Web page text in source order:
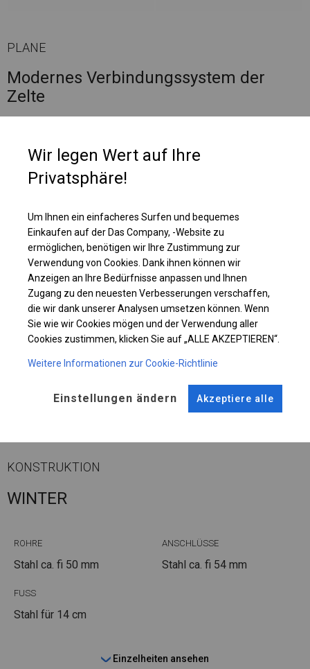
PLANE
Modernes Verbindungssystem der
Zelte
Plane ändern
KONSTRUKTION
WINTER
ROHRE
Stahl ca. fi 50 mm
ANSCHLÜSSE
Stahl ca. fi 54 mm
FUSS
Stahl für 14 cm
Einzelheiten ansehen
Wir legen Wert auf Ihre
Privatsphäre!
Um Ihnen ein einfacheres Surfen und bequemes
Einkaufen auf der Das Company, -Website zu
ermöglichen, benötigen wir Ihre Zustimmung zur
Verwendung von Cookies. Dank ihnen können wir
Anzeigen an Ihre Bedürfnisse anpassen und Ihnen
Zugang zu den neuesten Verbesserungen verschaffen,
die wir dank unserer Analysen umsetzen können. Wenn
Sie wie wir Cookies mögen und der Verwendung aller
Cookies zustimmen, klicken Sie auf „ALLE AKZEPTIEREN“.
Weitere Informationen zur Cookie-Richtlinie
Einstellungen ändern Akzeptiere alle